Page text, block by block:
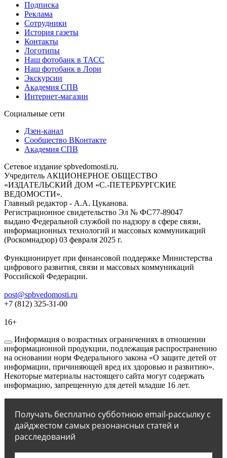
Подписка
Реклама
Сотрудники
История газеты
Контакты
Логотипы
Наш фотобанк в ТАСС
Наш фотобанк в Лори
Экскурсии
Академия СПВ
Интернет-магазин
Социальные сети
Дзен-канал
Сообщество ВКонтакте
Академия СПВ
Сетевое издание spbvedomosti.ru.
Учредитель АКЦИОНЕРНОЕ ОБЩЕСТВО
«ИЗДАТЕЛЬСКИЙ ДОМ «С.-ПЕТЕРБУРГСКИЕ
ВЕДОМОСТИ».
Главный редактор - А.А. Цуканова.
Регистрационное свидетельство Эл № ФС77-89047
выдано Федеральной службой по надзору в сфере связи,
информационных технологий и массовых коммуникаций
(Роскомнадзор) 03 февраля 2025 г.
Функционирует при финансовой поддержке Министерства
цифрового развития, связи и массовых коммуникаций
Российской Федерации.
post@spbvedomosti.ru
+7 (812) 325-31-00
16+
Информация о возрастных ограничениях в отношении
информационной продукции, подлежащая распространению
на основании норм Федерального закона «О защите детей от
информации, причиняющей вред их здоровью и развитию».
Некоторые материалы настоящего сайта могут содержать
информацию, запрещенную для детей младше 16 лет.
Получать бесплатно субботнюю email-рассылку с
дайджестом самых резонансных статей и
расследований